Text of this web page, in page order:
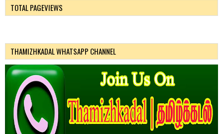
TOTAL PAGEVIEWS
THAMIZHKADAL WHATSAPP CHANNEL